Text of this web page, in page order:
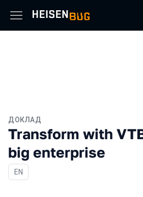
ДОКЛАД
Transform with
big enterprise
На английском языке
EN